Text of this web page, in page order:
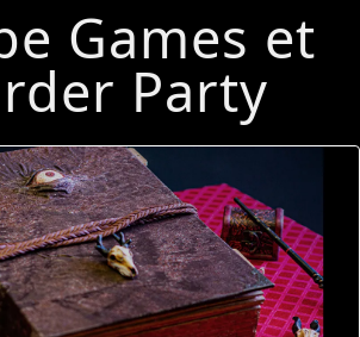
Games et
Party